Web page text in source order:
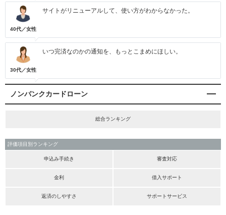
40代／女性
サイトがリニューアルして、使い方がわからなかった。
30代／女性
いつ完済なのかの通知を、もっとこまめにほしい。
ノンバンクカードローン
総合ランキング
評価項目別ランキング
申込み手続き 審査対応
金利 借入サポート
返済のしやすさ サポートサービス